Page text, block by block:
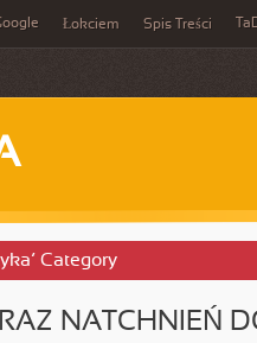
Łokciem Spis Treści
Category
NATCHNIEŃ